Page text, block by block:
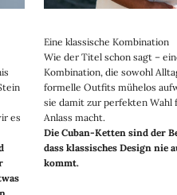
es
Eine klassische Kombination
Wie der Titel schon sagt –
Kombination, die sowohl
formelle Outfits mühelos
sie damit zur perfekten Wahl
Anlass macht.
Die Cuban-Ketten sind der
dass klassisches Design nie
kommt.